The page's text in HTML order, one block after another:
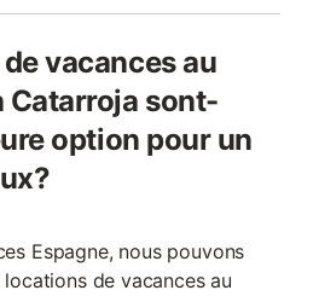
vacances au
Catarroja sont-
option pour un
Espagne, nous pouvons
de vacances au